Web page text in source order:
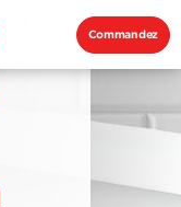
Commandez